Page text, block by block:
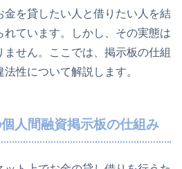
金を貸したい人と借りたい人を結
れています。しかし、その実態は
せん。ここでは、掲示板の仕組
性について解説します。
人間融資掲示板の仕組み